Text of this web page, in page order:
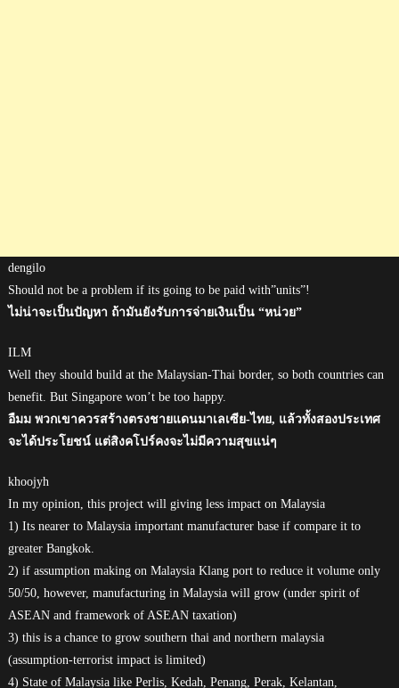
dengilo
Should not be a problem if its going to be paid with”units”!
ไม่น่าจะเป็นปัญหา ถ้ามันยังรับการจ่ายเงินเป็น “หน่วย”
ILM
Well they should build at the Malaysian-Thai border, so both countries can
benefit. But Singapore won’t be too happy.
อืมม พวกเขาควรสร้างตรงชายแดนมาเลเซีย-ไทย, แล้วทั้งสองประเทศ
จะได้ประโยชน์ แต่สิงคโปร์คงจะไม่มีความสุขแน่ๆ
khoojyh
In my opinion, this project will giving less impact on Malaysia
1) Its nearer to Malaysia important manufacturer base if compare it to
greater Bangkok.
2) if assumption making on Malaysia Klang port to reduce it volume only
50/50, however, manufacturing in Malaysia will grow (under spirit of
ASEAN and framework of ASEAN taxation)
3) this is a chance to grow southern thai and northern malaysia
(assumption-terrorist impact is limited)
4) State of Malaysia like Perlis, Kedah, Penang, Perak, Kelantan,